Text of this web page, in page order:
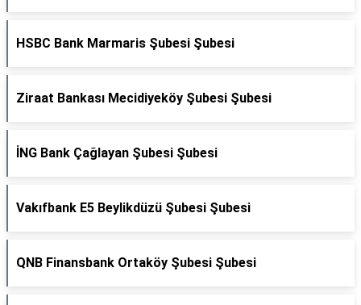
HSBC Bank Marmaris Şubesi Şubesi
Ziraat Bankası Mecidiyeköy Şubesi Şubesi
İNG Bank Çağlayan Şubesi Şubesi
Vakıfbank E5 Beylikdüzü Şubesi Şubesi
QNB Finansbank Ortaköy Şubesi Şubesi